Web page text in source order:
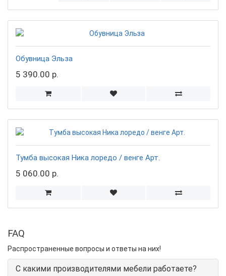
Обувница Эльза
5 390.00 р.
Тумба высокая Ника лоредо / венге Арт.
5 060.00 р.
FAQ
Распространенные вопросы и ответы на них!
С какими производителями мебели работаете?